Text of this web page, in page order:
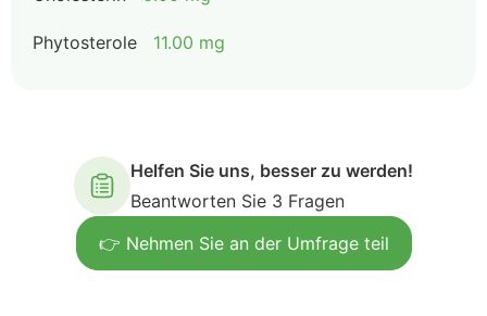
Phytosterole 11.00 mg
Helfen Sie uns, besser zu werden!
Beantworten Sie 3 Fragen
👉 Nehmen Sie an der Umfrage teil